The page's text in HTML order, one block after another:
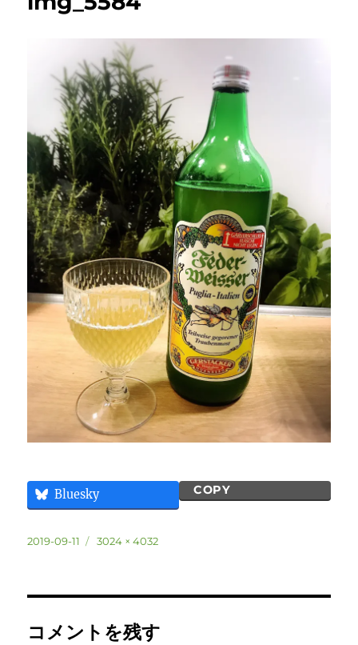
Bluesky COPY
投
2019-09-11
フ
3024 × 4032
コメントを残す